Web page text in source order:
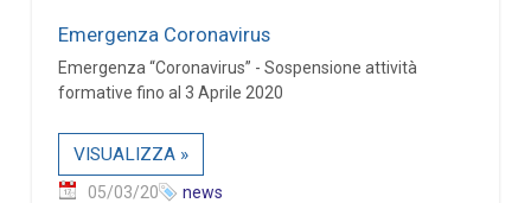
Emergenza Coronavirus
Emergenza “Coronavirus” - Sospensione attività
formative fino al 3 Aprile 2020
VISUALIZZA »
05/03/20 news